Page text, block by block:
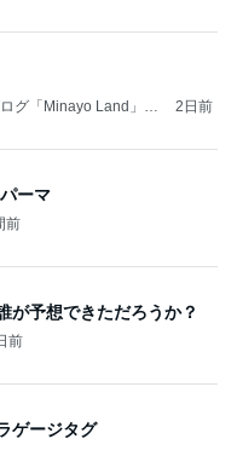
グ「Minayo Land」P
2日前
ーマ
前
が予想できただろうか？
前
ゲージタグ